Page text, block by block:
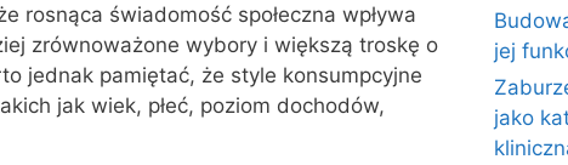
rosnąca świadomość społeczna wpływa
zrównoważone wybory i większą troskę o
jednak pamiętać, że style konsumpcyjne
jak wiek, płeć, poziom dochodów,
jej
jako